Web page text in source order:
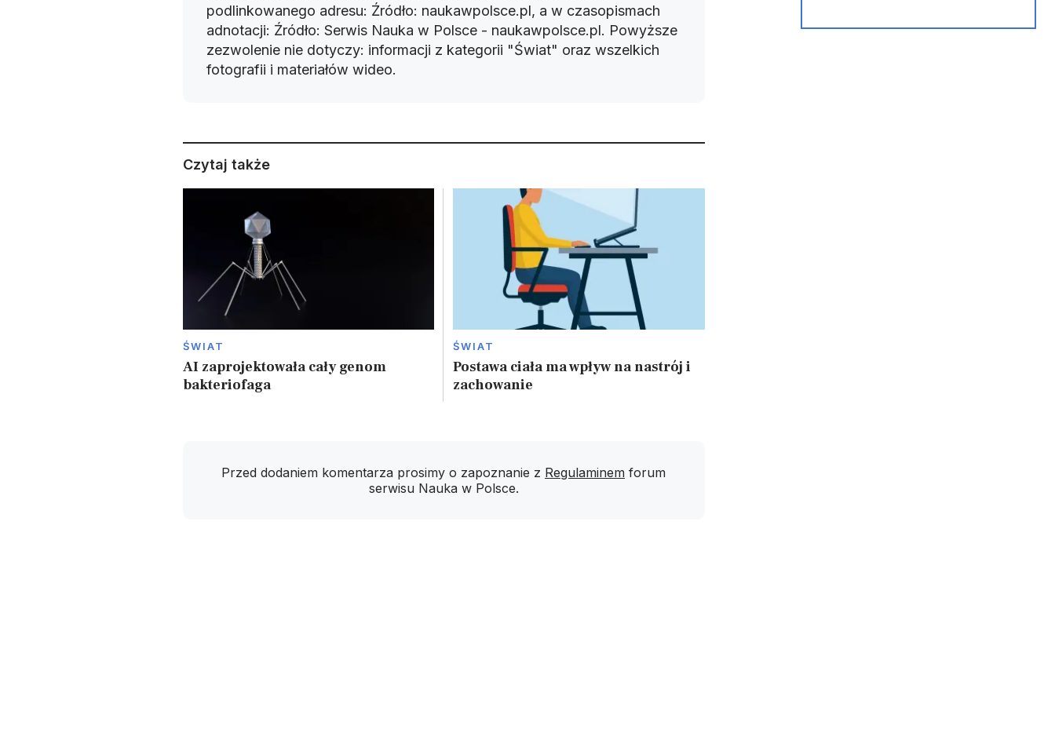
podlinkowanego adresu: Źródło: naukawpolsce.pl, a w czasopismach
adnotacji: Źródło: Serwis Nauka w Polsce - naukawpolsce.pl. Powyższe
zezwolenie nie dotyczy: informacji z kategorii "Świat" oraz wszelkich
fotografii i materiałów wideo.
Czytaj także
ŚWIAT
AI zaprojektowała cały genom
bakteriofaga
ŚWIAT
Postawa ciała ma wpływ na nastrój i
zachowanie
Przed dodaniem komentarza prosimy o zapoznanie z Regulaminem forum
serwisu Nauka w Polsce.